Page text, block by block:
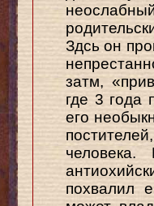
Здсь он
затм,
где 3 года
его
похвалил